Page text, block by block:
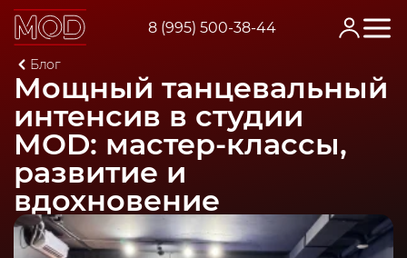
8 (995) 500-38-44
Главная
Блог
Мощный танцевальный интенсив в студии MOD: мастер-
Мощный танцевальный
интенсив в студии
MOD: мастер-классы,
развитие и
вдохновение